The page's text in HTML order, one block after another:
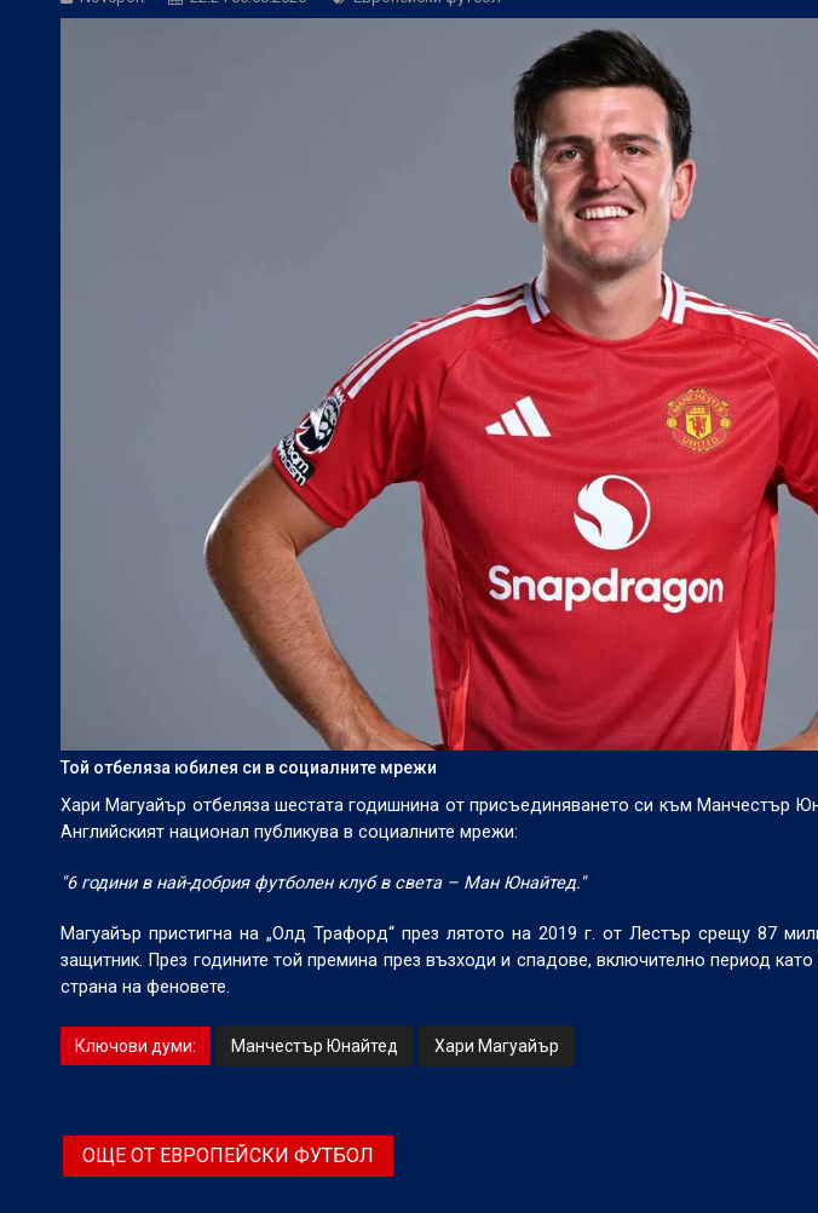
БГ Футбол:Официално: Спартак Варна продаде звездата си
Левски се размина с голаджия
Той отбеляза юбилея си в социалните мрежи
Хари Магуайър отбеляза шестата годишнина от присъединяването си към Манчестър
Английският национал публикува в социалните мрежи:
"6 години в най-добрия футболен клуб в света – Ман Юнайтед."
Магуайър пристигна на „Олд Трафорд“ през лятото на 2019 г. от Лестър срещу 87
защитник. През годините той премина през възходи и спадове, включително период като
страна на феновете.
Ключови думи: Манчестър Юнайтед Хари Магуайър
ОЩЕ ОТ ЕВРОПЕЙСКИ ФУТБОЛ